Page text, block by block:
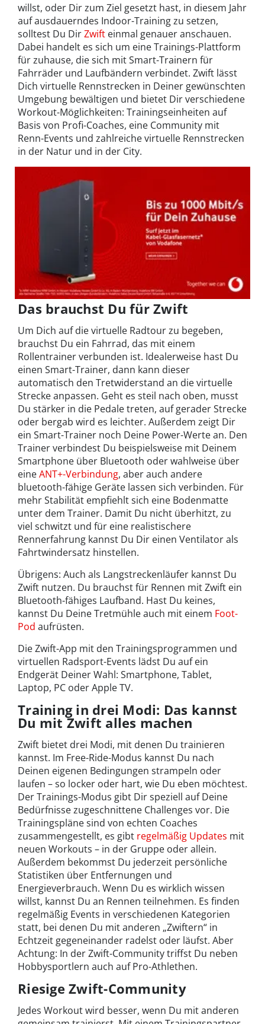
willst, oder Dir zum Ziel gesetzt hast, in diesem Jahr
auf ausdauerndes Indoor-Training zu setzen,
solltest Du DirZwift einmal genauer anschauen.
Dabei handelt es sich um eine Trainings-Plattform
für zuhause, die sich mit Smart-Trainern für
Fahrräder und Laufbändern verbindet. Zwift lässt
Dich virtuelle Rennstrecken in Deiner gewünschten
Umgebung bewältigen und bietet Dir verschiedene
Workout-Möglichkeiten: Trainingseinheiten auf
Basis von Profi-Coaches, eine Community mit
Renn-Events und zahlreiche virtuelle Rennstrecken
in der Natur und in der City.
Das brauchst Du für Zwift
Um Dich auf die virtuelle Radtour zu begeben,
brauchst Du ein Fahrrad, das mit einem
Rollentrainer verbunden ist. Idealerweise hast Du
einen Smart-Trainer, dann kann dieser
automatisch den Tretwiderstand an die virtuelle
Strecke anpassen. Geht es steil nach oben, musst
Du stärker in die Pedale treten, auf gerader Strecke
oder bergab wird es leichter. Außerdem zeigt Dir
ein Smart-Trainer noch Deine Power-Werte an. Den
Trainer verbindest Du beispielsweise mit Deinem
Smartphone über Bluetooth oder wahlweise über
eineANT+-Verbindung, aber auch andere
bluetooth-fähige Geräte lassen sich verbinden. Für
mehr Stabilität empfiehlt sich eine Bodenmatte
unter dem Trainer. Damit Du nicht überhitzt, zu
viel schwitzt und für eine realistischere
Rennerfahrung kannst Du Dir einen Ventilator als
Fahrtwindersatz hinstellen.
Übrigens: Auch als Langstreckenläufer kannst Du
Zwift nutzen. Du brauchst für Rennen mit Zwift ein
Bluetooth-fähiges Laufband. Hast Du keines,
kannst Du Deine Tretmühle auch mit einem Foot-
Pod aufrüsten.
Die Zwift-App mit den Trainingsprogrammen und
virtuellen Radsport-Events lädst Du auf ein
Endgerät Deiner Wahl: Smartphone, Tablet,
Laptop, PC oder Apple TV.
Training in drei Modi: Das kannst
Du mit Zwift alles machen
Zwift bietet drei Modi, mit denen Du trainieren
kannst. Im Free-Ride-Modus kannst Du nach
Deinen eigenen Bedingungen strampeln oder
laufen – so locker oder hart, wie Du eben möchtest.
Der Trainings-Modus gibt Dir speziell auf Deine
Bedürfnisse zugeschnittene Challenges vor. Die
Trainingspläne sind von echten Coaches
zusammengestellt, es gibt regelmäßig Updates mit
neuen Workouts – in der Gruppe oder allein.
Außerdem bekommst Du jederzeit persönliche
Statistiken über Entfernungen und
Energieverbrauch. Wenn Du es wirklich wissen
willst, kannst Du an Rennen teilnehmen. Es finden
regelmäßig Events in verschiedenen Kategorien
statt, bei denen Du mit anderen „Zwiftern“ in
Echtzeit gegeneinander radelst oder läufst. Aber
Achtung: In der Zwift-Community triffst Du neben
Hobbysportlern auch auf Pro-Athlethen.
Riesige Zwift-Community
Jedes Workout wird besser, wenn Du mit anderen